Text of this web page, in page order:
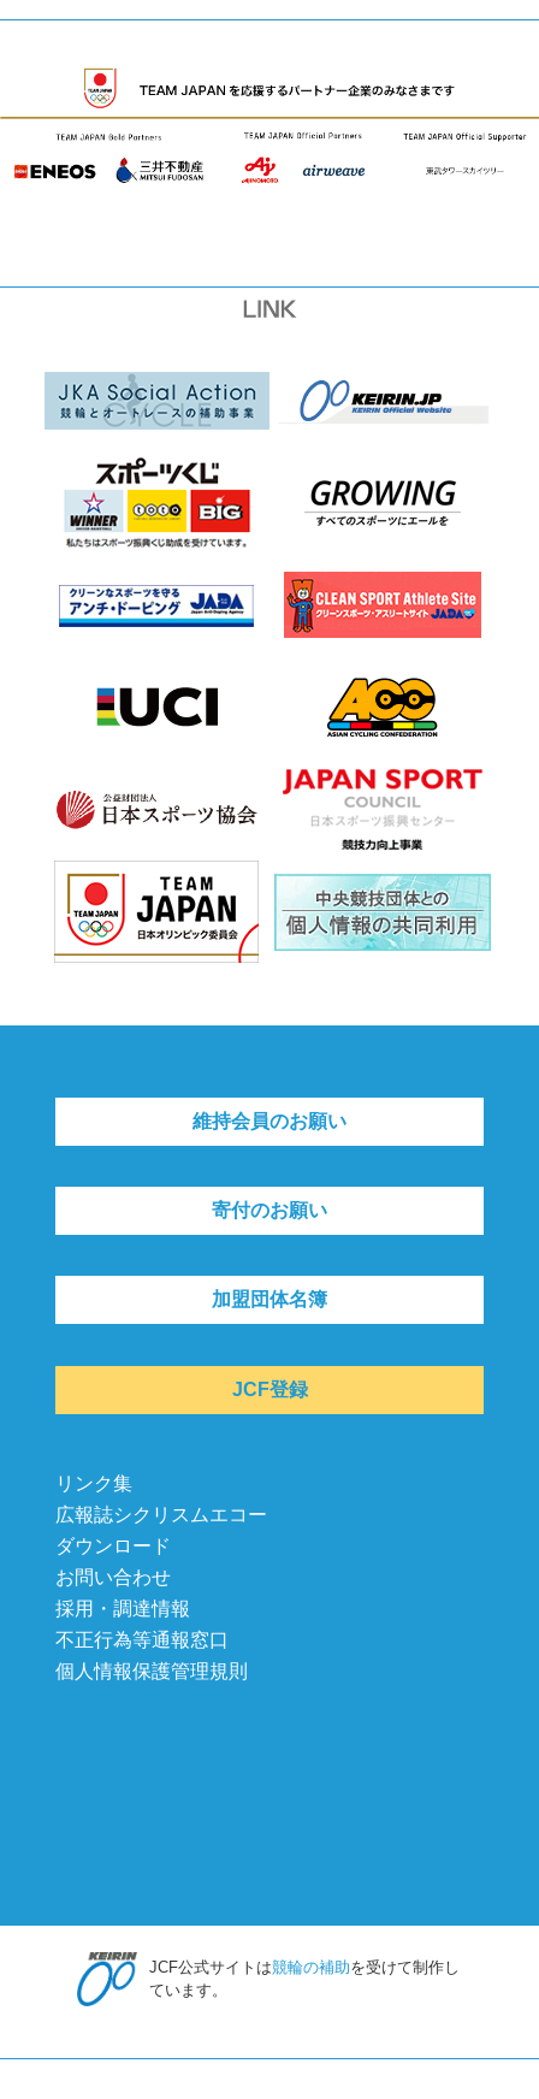
維持会員のお願い
寄付のお願い
加盟団体名簿
JCF登録
リンク集
広報誌シクリスムエコー
ダウンロード
お問い合わせ
採用・調達情報
不正行為等通報窓口
個人情報保護管理規則
JCF公式サイトは競輪の補助を受けて制作し
ています。